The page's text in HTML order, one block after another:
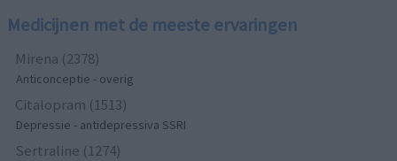
Medicijnen met de meeste ervaringen
Mirena (2378)
Anticonceptie - overig
Citalopram (1513)
Depressie - antidepressiva SSRI
Sertraline (1274)